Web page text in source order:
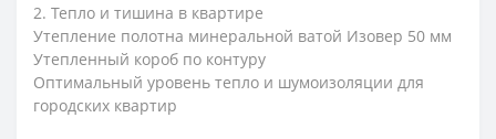
2. Тепло и тишина в квартире
Утепление полотна минеральной ватой Изовер 50 мм
Утепленный короб по контуру
Оптимальный уровень тепло и шумоизоляции для
городских квартир